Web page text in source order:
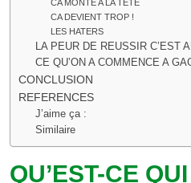
CA MONTE A LA TETE
CA DEVIENT TROP !
LES HATERS
LA PEUR DE REUSSIR C’EST
CE QU’ON A COMMENCE A
CONCLUSION
REFERENCES
J’aime ça :
Similaire
QU’EST-CE